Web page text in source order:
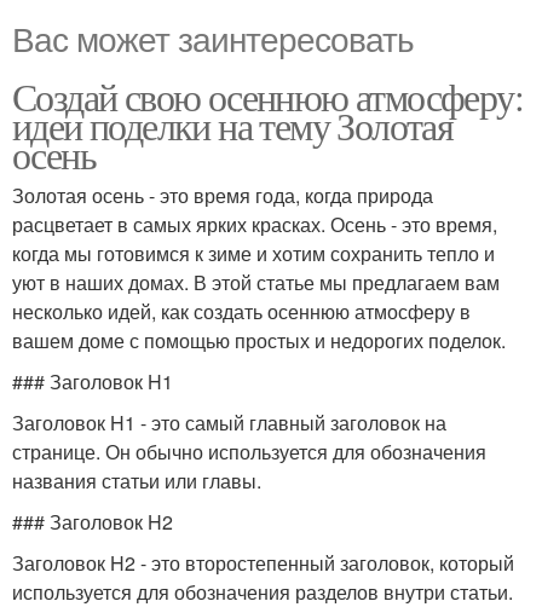
Вас может заинтересовать
Создай свою осеннюю атмосферу:
идеи поделки на тему Золотая
осень
Золотая осень - это время года, когда природа
расцветает в самых ярких красках. Осень - это время,
когда мы готовимся к зиме и хотим сохранить тепло и
уют в наших домах. В этой статье мы предлагаем вам
несколько идей, как создать осеннюю атмосферу в
вашем доме с помощью простых и недорогих поделок.
### Заголовок H1
Заголовок H1 - это самый главный заголовок на
странице. Он обычно используется для обозначения
названия статьи или главы.
### Заголовок H2
Заголовок H2 - это второстепенный заголовок, который
используется для обозначения разделов внутри статьи.